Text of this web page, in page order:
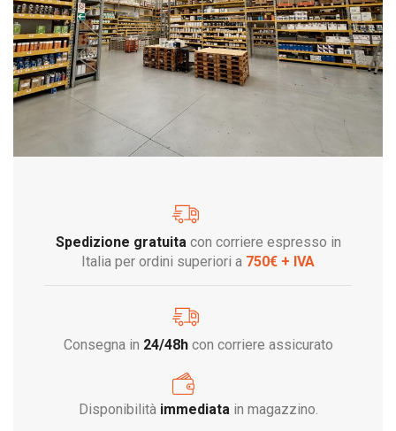
Spedizione gratuitacon corriere espresso in
Italia per ordini superiori a 750€ + IVA
Consegna in 24/48hcon corriere assicurato
Disponibilità immediatain magazzino.